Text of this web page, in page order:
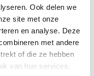
Ook delen we
site met onze
en analyse. Deze
met andere
of die ze hebben
van hun services.
ontwerp aan
echte Vargen &
perfect met